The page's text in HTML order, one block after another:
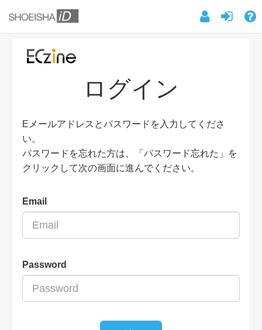
ログイン
Eメールアドレスとパスワードを入力してくださ
い。
パスワードを忘れた方は、「パスワード忘れた」を
クリックして次の画面に進んでください。
Email
Password